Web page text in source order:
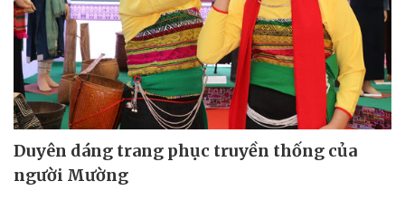
Duyên dáng trang phục truyền thống của
người Mường